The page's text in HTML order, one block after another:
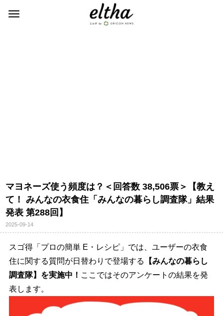
マヨネーズ使う頻度は？＜回答数 38,506票＞【教え
て！ みんなの衣食住「みんなの暮らし調査隊」結果
発表 第288回】
2025-09-14
スゴ得「プロの簡単 E・レシピ」では、ユーザーの衣食
住に関する質問が日替わりで登場する
【みんなの暮らし
調査隊】を実施中！ ここではそのアンケートの結果を発
表します。